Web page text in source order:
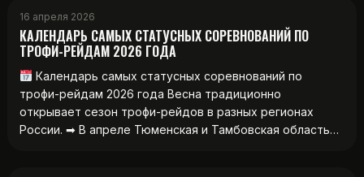
16 апреля 2026
КАЛЕНДАРЬ САМЫХ СТАТУСНЫХ СОРЕВНОВАНИЙ ПО
ТРОФИ-РЕЙДАМ 2026 ГОДА
Календарь самых статусных соревнований по
трофи-рейдам 2026 года Весна традиционно
открывает сезон трофи-рейдов в разных регионах
России. ➡ В апреле Тюменская и Тамбовская область…